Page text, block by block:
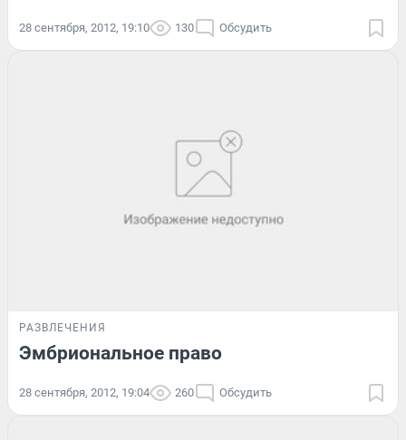
28 сентября, 2012, 19:10 130 Обсудить
РАЗВЛЕЧЕНИЯ
Эмбриональное право
28 сентября, 2012, 19:04 260 Обсудить